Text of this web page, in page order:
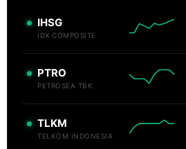
IHSG
IDX COMPOSITE
PTRO
PETROSEA TBK.
TLKM
TELKOM INDONESIA